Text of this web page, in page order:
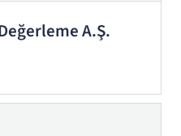
A.Ş.